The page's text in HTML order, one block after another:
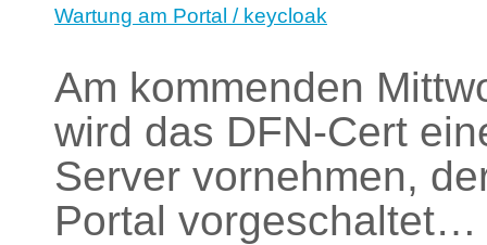
Wartung am Portal / keycloak
Am kommenden
wird das DFN-Cert
Server vornehmen,
Portal